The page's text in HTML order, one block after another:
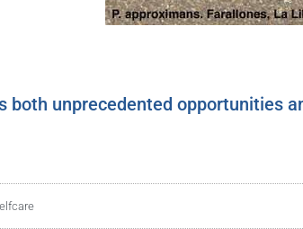
both unprecedented opportunities